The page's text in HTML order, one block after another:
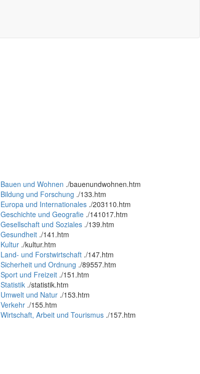
Bauen und Wohnen ./bauenundwohnen.htm
Bildung und Forschung ./133.htm
Europa und Internationales ./203110.htm
Geschichte und Geografie ./141017.htm
Gesellschaft und Soziales ./139.htm
Gesundheit ./141.htm
Kultur ./kultur.htm
Land- und Forstwirtschaft ./147.htm
Sicherheit und Ordnung ./89557.htm
Sport und Freizeit ./151.htm
Statistik ./statistik.htm
Umwelt und Natur ./153.htm
Verkehr ./155.htm
Wirtschaft, Arbeit und Tourismus ./157.htm